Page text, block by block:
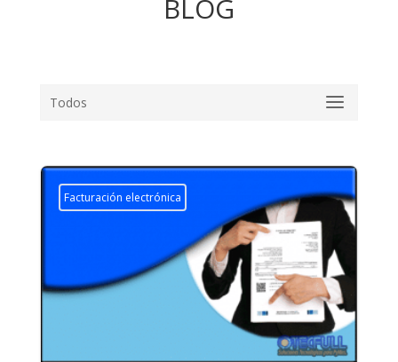
BLOG
Todos
Facturación electrónica